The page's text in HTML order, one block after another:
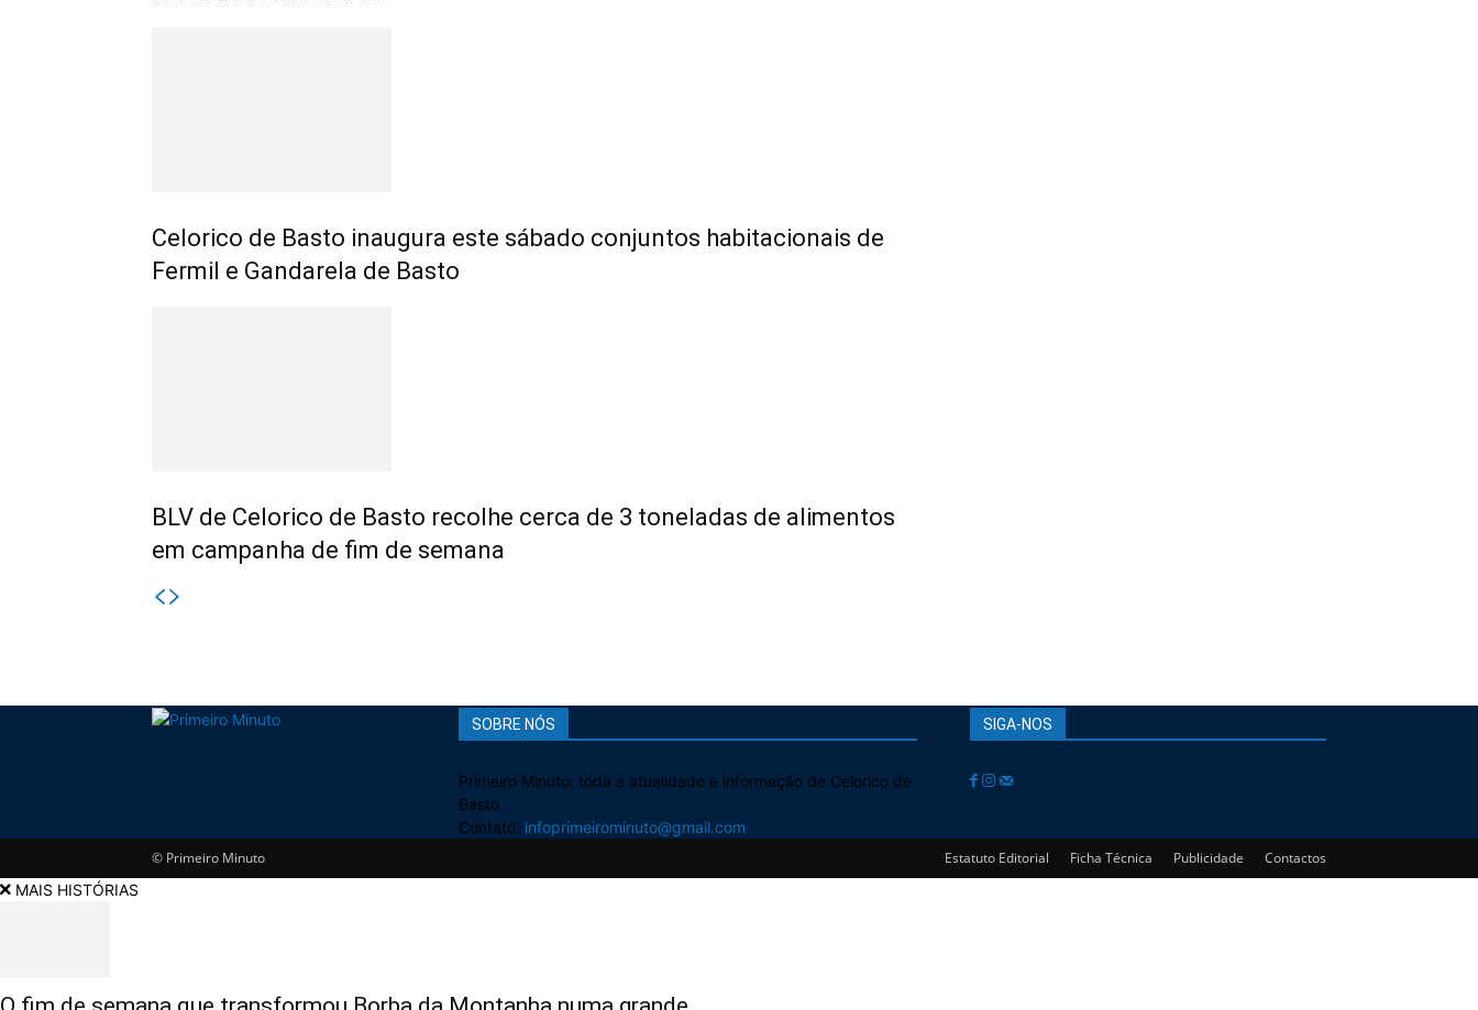
Celorico de Basto inaugura este sábado conjuntos habitacionais de
Fermil e Gandarela de Basto
BLV de Celorico de Basto recolhe cerca de 3 toneladas de alimentos
em campanha de fim de semana
SOBRE NÓS
Primeiro Minuto: toda a atualidade e informação de Celorico de
Basto.
Contato: infoprimeirominuto@gmail.com
SIGA-NOS
Estatuto Editorial Ficha Técnica Publicidade Contactos
© Primeiro Minuto
MAIS HISTÓRIAS